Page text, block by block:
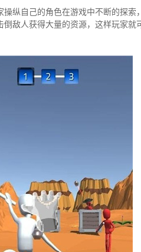
纵自己的角色在游戏中不断的探索
敌人获得大量的资源，这样玩家就